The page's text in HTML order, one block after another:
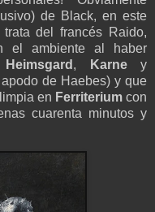
de Black, en este
del francés Raido,
el ambiente al haber
Heimsgard , Karney
de Haebes) y que
en Ferriterium con
cuarenta minutos y